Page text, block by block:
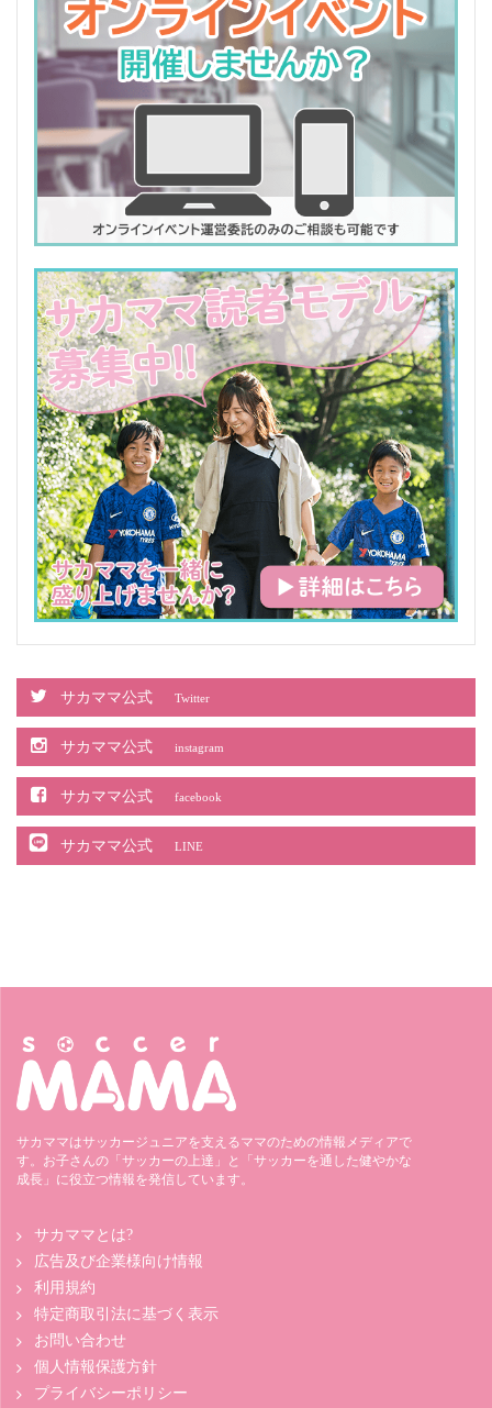
サカママ公式 Twitter
サカママ公式 instagram
サカママ公式 facebook
サカママ公式 LINE
サカママはサッカージュニアを支えるママのための情報メディアで
す。お子さんの「サッカーの上達」と「サッカーを通した健やかな
成長」に役立つ情報を発信しています。
サカママとは?
広告及び企業様向け情報
利用規約
特定商取引法に基づく表示
お問い合わせ
個人情報保護方針
プライバシーポリシー